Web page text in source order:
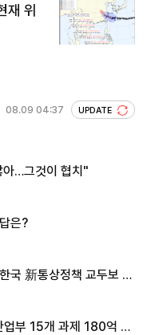
재 위
08.09 04:37 UPDATE
…그것이 협치"
은?
국 新통상정책 교두보 활
부 15개 과제 180억 지